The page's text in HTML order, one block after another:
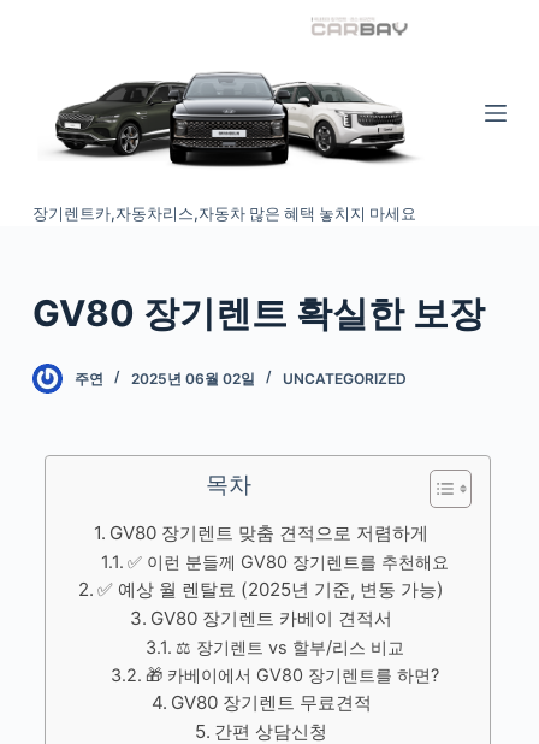
c
n
장기렌트카,자동차리스,자동차 많은 혜택 놓치지 마세요
GV80 장기렌트 확실한 보장
주연 2025년 06월 02일 UNCATEGORIZED
목차
GV80 장기렌트 맞춤 견적으로 저렴하게
✅ 이런 분들께 GV80 장기렌트를 추천해요
✅ 예상 월 렌탈료 (2025년 기준, 변동 가능)
GV80 장기렌트 카베이 견적서
⚖️ 장기렌트 vs 할부/리스 비교
🎁 카베이에서 GV80 장기렌트를 하면?
GV80 장기렌트 무료견적
간편 상담신청